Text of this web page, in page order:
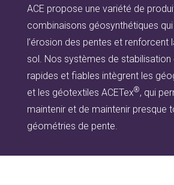
ACE propose une variété de
combinaisons géosynthétiques
l’érosion des pentes et renforcent
sol. Nos systèmes de stabilisation
rapides et fiables intègrent les
et les géotextiles ACETex®, qui
maintenir et de maintenir presque
géométries de pente.